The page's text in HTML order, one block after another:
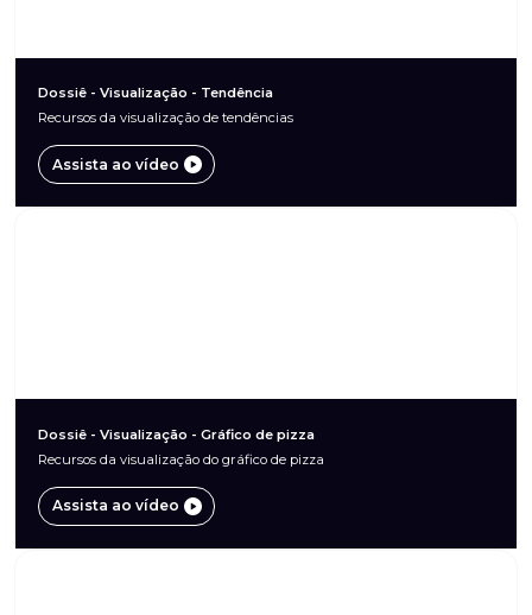
Dossiê - Visualização - Tendência
Recursos da visualização de tendências
Assista ao vídeo
Dossiê - Visualização - Gráfico de pizza
Recursos da visualização do gráfico de pizza
Assista ao vídeo